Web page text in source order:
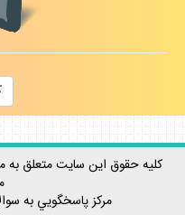
كليه حقوق اين سايت متعلق به
مركز پاسخگويي به